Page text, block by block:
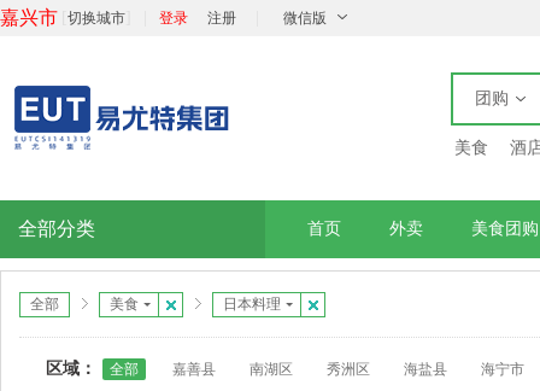
嘉兴市 切换城市 登录 注册 微信版
团购
美食 酒
全部分类 首页 外卖 美食团购
全部 美食 日本料理
区域： 全部 嘉善县 南湖区 秀洲区 海盐县 海宁市